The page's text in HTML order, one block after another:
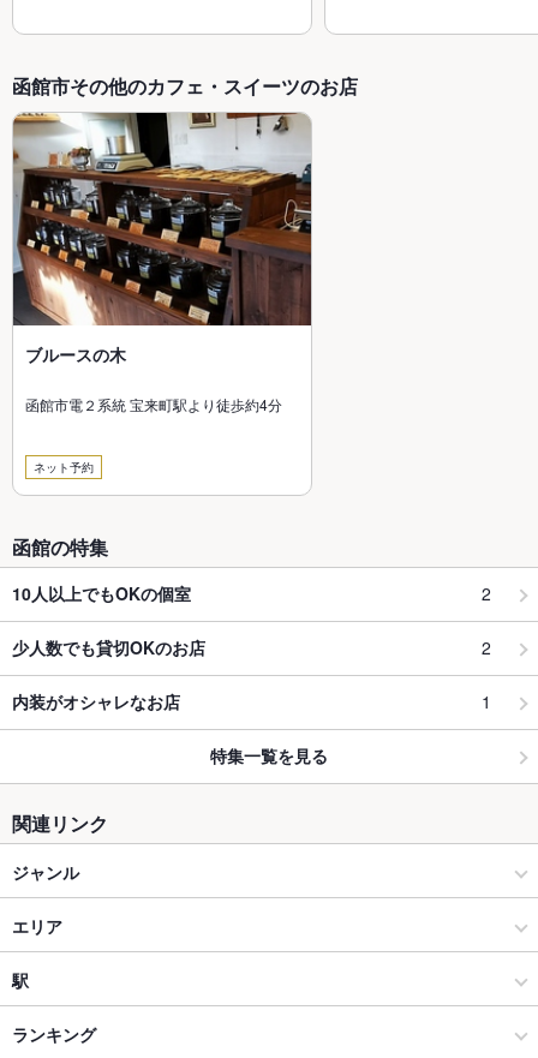
函館市その他のカフェ・スイーツのお店
ブルースの木
函館市電２系統 宝来町駅より徒歩約4分
ネット予約
函館の特集
10人以上でもOKの個室 2
少人数でも貸切OKのお店 2
内装がオシャレなお店 1
特集一覧を見る
関連リンク
ジャンル
カフェ・スイーツ
スイーツ
函館 × カフェ・スイーツ
エリア
函館市その他
函館市その他 × カフェ・スイーツ
駅
湯の川駅
ランキング